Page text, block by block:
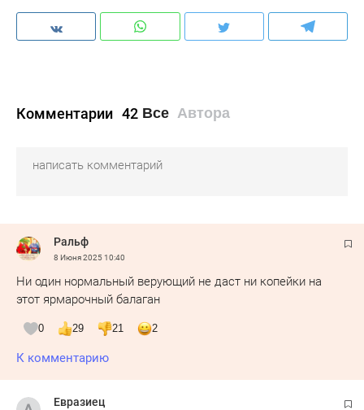
Комментарии 42 Все Автора
Ральф
8 Июня 202510:40
Ни один нормальный верующий не даст ни копейки на
этот ярмарочный балаган
0 29 21 2
К комментарию
Евразиец